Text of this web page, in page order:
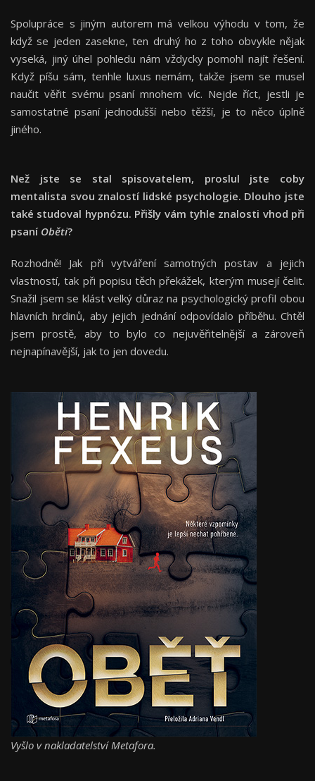
Spolupráce s jiným autorem má velkou výhodu v tom, že
když se jeden zasekne, ten druhý ho z toho obvykle nějak
vyseká, jiný úhel pohledu nám vždycky pomohl najít řešení.
Když píšu sám, tenhle luxus nemám, takže jsem se musel
naučit věřit svému psaní mnohem víc. Nejde říct, jestli je
samostatné psaní jednodušší nebo těžší, je to něco úplně
jiného.
Než jste se stal spisovatelem, proslul jste coby
mentalista svou znalostí lidské psychologie. Dlouho jste
také studoval hypnózu. Přišly vám tyhle znalosti vhod při
psaní Oběti?
Rozhodně! Jak při vytváření samotných postav a jejich
vlastností, tak při popisu těch překážek, kterým musejí čelit.
Snažil jsem se klást velký důraz na psychologický profil obou
hlavních hrdinů, aby jejich jednání odpovídalo příběhu. Chtěl
jsem prostě, aby to bylo co nejuvěřitelnější a zároveň
nejnapínavější, jak to jen dovedu.
Vyšlo v nakladatelství Metafora.